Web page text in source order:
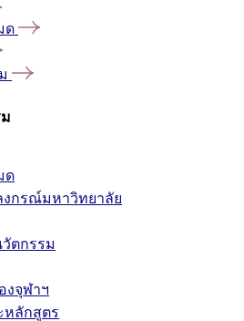
ด
ด
งกรณ์มหาวิทยาลัย
ตกรรม
งจุฬาฯ
หลักสูตร